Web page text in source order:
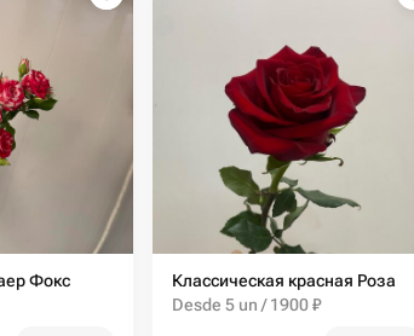
Фокс
Классическая красная Роза
Desde 5 un / 1900 ₽